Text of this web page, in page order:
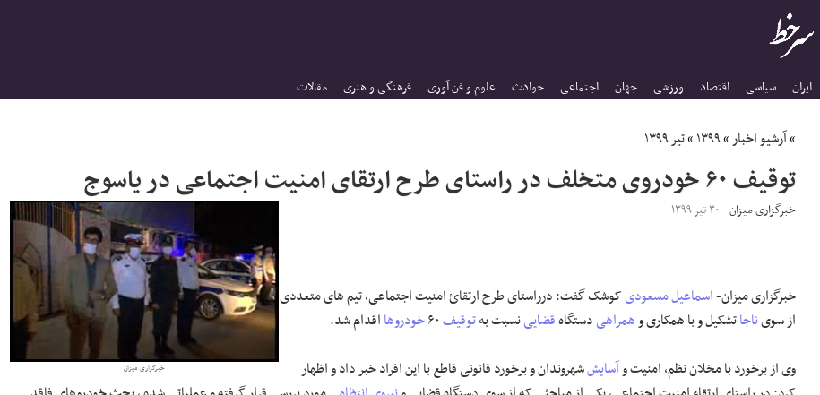
ایران سیاسی اقتصاد ورزشی جهان اجتماعی حوادث علوم و فن آوری فرهنگی و هنری مقالات
»آرشیو اخبار»۱۳۹۹»تیر ۱۳۹۹
توقیف ۶۰ خودروی متخلف در راستای طرح ارتقای امنیت اجتماعی در یاسوج
خبرگزاری میزان
خبرگزاری میزان- ۳۰ تیر ۱۳۹۹
خبرگزاری میزان-اسماعیلمسعودیکوشک گفت: درراستای طرح ارتقائ امنیت اجتماعی، تیم های متعددی
از سویناجاتشکیل و با همکاری وهمراهیدستگاهقضایینسبت بهتوقیف۶۰ خودروهااقدام شد.
وی از برخورد با مخلان نظم، امنیت وآسایششهروندان و برخورد قانونی قاطع با این افراد خبر داد و اظهار